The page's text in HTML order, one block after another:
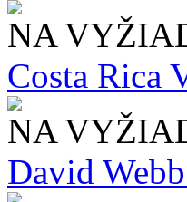
NA
Costa Rica
NA
David